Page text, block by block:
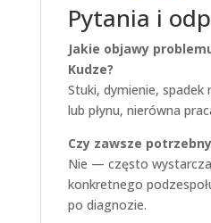
Pytania i
Jakie objawy
Kudze?
Stuki, dymienie,
lub płynu, nierówna
Czy zawsze
Nie — często
konkretnego
po diagnozie.